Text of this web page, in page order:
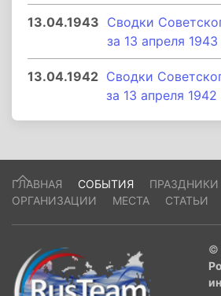
13.04.1943 Сводки
за 13 апреля 1943
13.04.1942 Сводки
за 13 апреля 1942
ГЛАВНАЯ СОБЫТИЯ ПРАЗДНИКИ
ОРГАНИЗАЦИИ
МЕСТА СТАТЬИ
©